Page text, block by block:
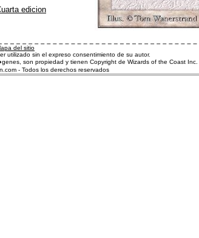
edicion
del sitio
utilizado sin el expreso consentimiento de su autor.
son propiedad y tienen Copyright de Wizards of the Coast Inc.
- Todos los derechos reservados